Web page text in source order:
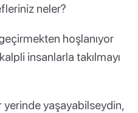
neler?
hoşlanıyor
insanlarla takılmayı
yerinde yaşayabilseydin,